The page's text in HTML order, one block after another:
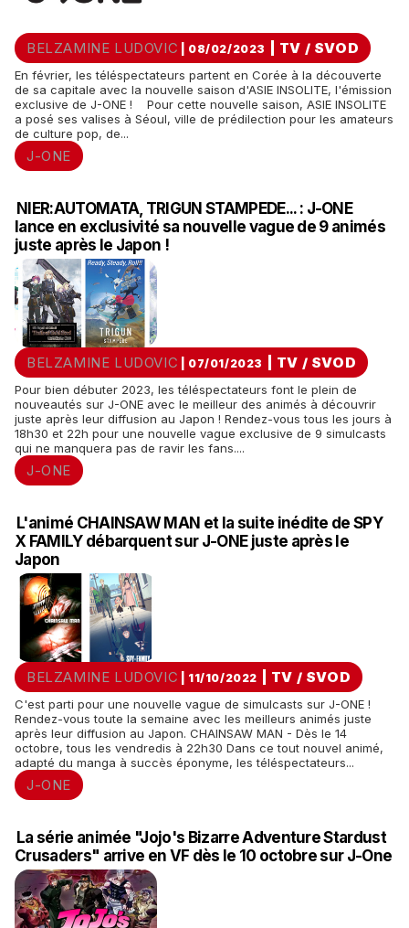
BELZAMINE LUDOVIC | 08/02/2023 TV / SVOD
En février, les téléspectateurs partent en Corée à la découverte
de sa capitale avec la nouvelle saison d'ASIE INSOLITE, l'émission
exclusive de J-ONE ! Pour cette nouvelle saison, ASIE INSOLITE
a posé ses valises à Séoul, ville de prédilection pour les amateurs
de culture pop, de...
J-ONE
NIER:AUTOMATA, TRIGUN STAMPEDE... : J-ONE
lance en exclusivité sa nouvelle vague de 9 animés
juste après le Japon !
BELZAMINE LUDOVIC | 07/01/2023 TV / SVOD
Pour bien débuter 2023, les téléspectateurs font le plein de
nouveautés sur J-ONE avec le meilleur des animés à découvrir
juste après leur diffusion au Japon ! Rendez-vous tous les jours à
18h30 et 22h pour une nouvelle vague exclusive de 9 simulcasts
qui ne manquera pas de ravir les fans....
J-ONE
L'animé CHAINSAW MAN et la suite inédite de SPY
X FAMILY débarquent sur J-ONE juste après le
Japon
BELZAMINE LUDOVIC | 11/10/2022 TV / SVOD
C'est parti pour une nouvelle vague de simulcasts sur J-ONE !
Rendez-vous toute la semaine avec les meilleurs animés juste
après leur diffusion au Japon. CHAINSAW MAN - Dès le 14
octobre, tous les vendredis à 22h30 Dans ce tout nouvel animé,
adapté du manga à succès éponyme, les téléspectateurs...
J-ONE
La série animée "Jojo's Bizarre Adventure Stardust
Crusaders" arrive en VF dès le 10 octobre sur J-One